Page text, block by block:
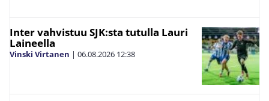
Inter vahvistuu SJK:sta tutulla Lauri
Laineella
Vinski Virtanen | 06.08.2026 12:38